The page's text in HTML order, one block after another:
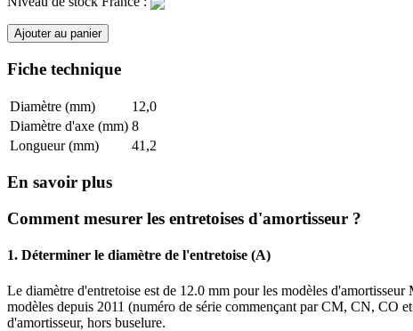
Ajouter au panier
Fiche technique
Diamètre (mm)
12,0
Diamètre d'axe (mm) 8
Longueur (mm)
41,2
En savoir plus
Comment mesurer les entretoises d'amortisseur ?
1. Déterminer le diamètre de l'entretoise (A)
Le diamètre d'entretoise est de 12.0 mm pour les modèles
modèles depuis 2011 (numéro de série commençant par CM, CN, CO
d'amortisseur, hors buselure.